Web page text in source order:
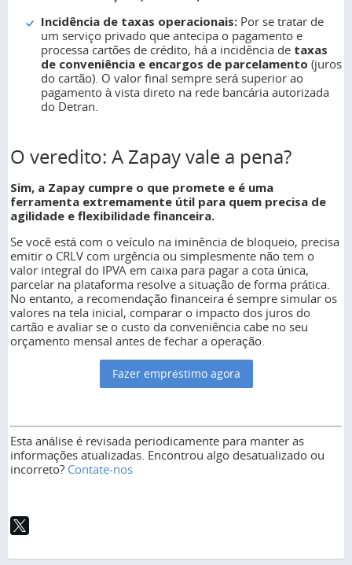
Incidência de taxas operacionais: Por se tratar de
um serviço privado que antecipa o pagamento e
processa cartões de crédito, há a incidência de taxas
de conveniência e encargos de parcelamento (juros
do cartão). O valor final sempre será superior ao
pagamento à vista direto na rede bancária autorizada
do Detran.
O veredito: A Zapay vale a pena?
Sim, a Zapay cumpre o que promete e é uma
ferramenta extremamente útil para quem precisa de
agilidade e flexibilidade financeira.
Se você está com o veículo na iminência de bloqueio, precisa
emitir o CRLV com urgência ou simplesmente não tem o
valor integral do IPVA em caixa para pagar a cota única,
parcelar na plataforma resolve a situação de forma prática.
No entanto, a recomendação financeira é sempre simular os
valores na tela inicial, comparar o impacto dos juros do
cartão e avaliar se o custo da conveniência cabe no seu
orçamento mensal antes de fechar a operação.
Fazer empréstimo agora
Esta análise é revisada periodicamente para manter as
informações atualizadas. Encontrou algo desatualizado ou
incorreto? Contate-nos